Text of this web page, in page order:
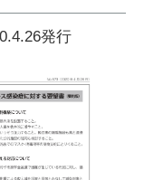
発行